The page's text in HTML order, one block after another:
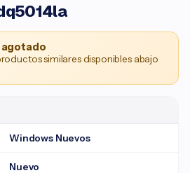
similares disponibles abajo
Windows Nuevos
Nuevo